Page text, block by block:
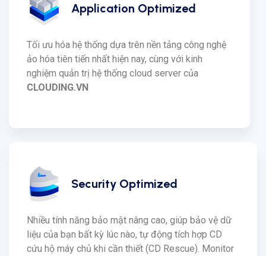
Application Optimized
Tối ưu hóa hệ thống dựa trên nền tảng công nghệ
ảo hóa tiên tiến nhất hiện nay, cùng với kinh
nghiệm quản trị hệ thống cloud server của
CLOUDING.VN
Security Optimized
Nhiều tính năng bảo mật nâng cao, giúp bảo vệ dữ
liệu của bạn bất kỳ lúc nào, tự động tích hợp CD
cứu hộ máy chủ khi cần thiết (CD Rescue). Monitor